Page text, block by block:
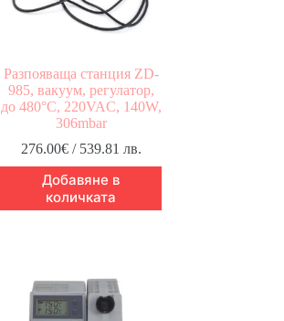
Разпояваща станция ZD-
985, вакуум, регулатор,
до 480°C, 220VAC, 140W,
306mbar
276.00€/ 539.81 лв.
Добавяне в
количката